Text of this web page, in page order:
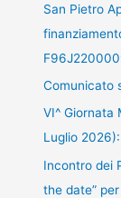
San Pietro
Comunicato
VI^ Giornata
Luglio
Incontro dei
the date”